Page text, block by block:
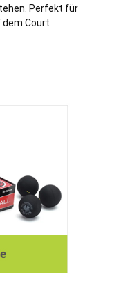
Perfekt für
dem Court